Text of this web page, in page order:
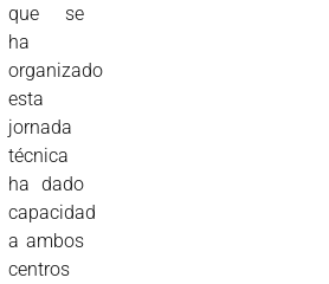
que se
ha
organizado
esta
jornada
técnica
ha dado
capacidad
a ambos
centros